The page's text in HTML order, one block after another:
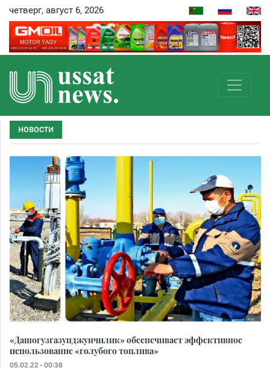
четверг, август 6, 2026
НОВОСТИ
«Дашогузгазупджунчилик» обеспечивает эффективное
использование «голубого топлива»
05.02.22 - 00:38